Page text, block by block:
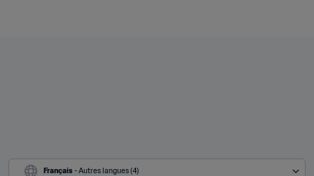
Français - Autres langues (4)